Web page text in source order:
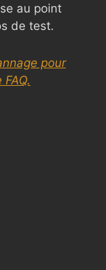
au point
de test.
pour